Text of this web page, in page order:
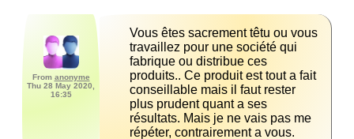
From anonyme
Thu 28 May 2020,
16:35
Vous êtes sacrement têtu ou vous
travaillez pour une société qui
fabrique ou distribue ces
produits.. Ce produit est tout a fait
conseillable mais il faut rester
plus prudent quant a ses
résultats. Mais je ne vais pas me